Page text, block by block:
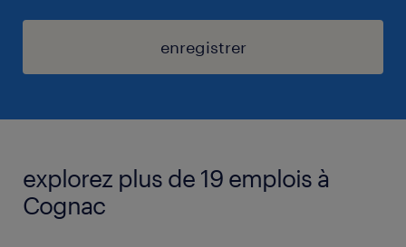
enregistrer
explorez plus de 19 emplois à
Cognac